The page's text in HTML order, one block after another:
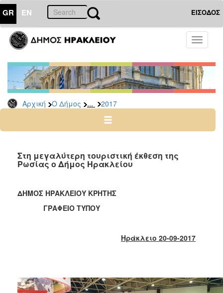
GR EN ΕΙΣΟΔΟΣ
Toggle
Αρχική Ο Δήμος ... 2017
ΔΗΜΟΣ
Δελτία
Τύπου
Αρχείο
2026
2024
2022
2020
2019
2013
Στη μεγαλύτερη τουριστική έκθεση της
Ρωσίας ο Δήμος Ηρακλείου
ΔΗΜΟΣ ΗΡΑΚΛΕΙΟΥ ΚΡΗΤΗΣ
ΓΡΑΦΕΙΟ ΤΥΠΟΥ
Ηράκλειο 20-09-2017